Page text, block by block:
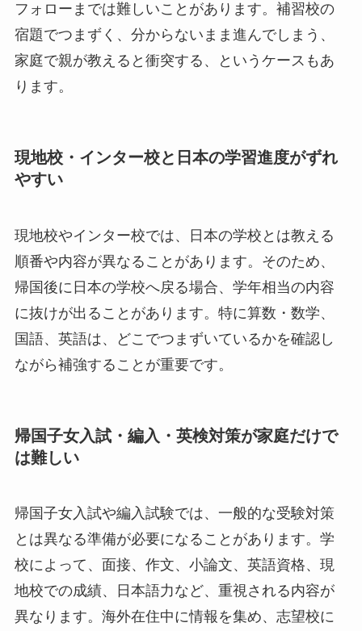
フォローまでは難しいことがあります。補習校の
宿題でつまずく、分からないまま進んでしまう、
家庭で親が教えると衝突する、というケースもあ
ります。
現地校・インター校と日本の学習進度がずれ
やすい
現地校やインター校では、日本の学校とは教える
順番や内容が異なることがあります。そのため、
帰国後に日本の学校へ戻る場合、学年相当の内容
に抜けが出ることがあります。特に算数・数学、
国語、英語は、どこでつまずいているかを確認し
ながら補強することが重要です。
帰国子女入試・編入・英検対策が家庭だけで
は難しい
帰国子女入試や編入試験では、一般的な受験対策
とは異なる準備が必要になることがあります。学
校によって、面接、作文、小論文、英語資格、現
地校での成績、日本語力など、重視される内容が
異なります。海外在住中に情報を集め、志望校に